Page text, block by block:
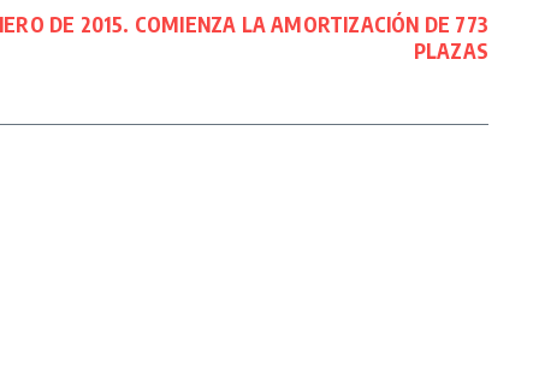
DE 2015. COMIENZA LA AMORTIZACIÓN DE 773
PLAZAS